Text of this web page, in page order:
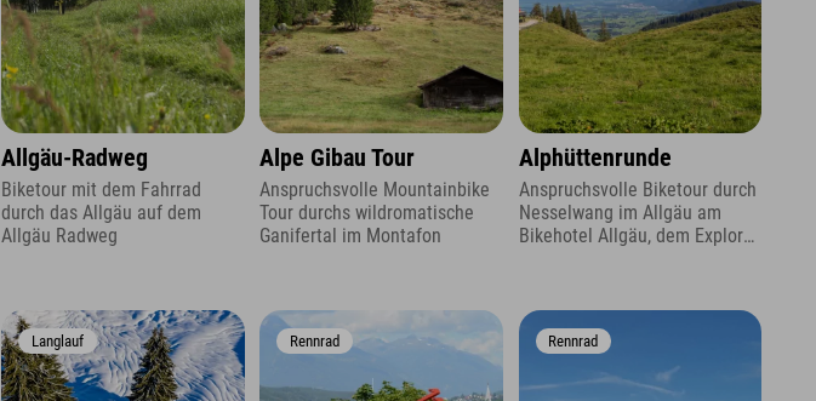
Allgäu-Radweg
Biketour mit dem Fahrrad
durch das Allgäu auf dem
Allgäu Radweg
Alpe Gibau Tour
Anspruchsvolle Mountainbike
Tour durchs wildromatische
Ganifertal im Montafon
Alphüttenrunde
Anspruchsvolle Biketour durch
Nesselwang im Allgäu am
Bikehotel Allgäu, dem Explorer
Langlauf Rennrad Rennrad